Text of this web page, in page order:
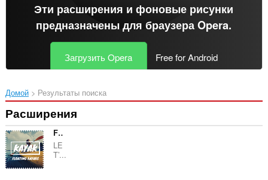
Эти расширения и фоновые рисунки
предназначены длябраузера Opera.
Загрузить Opera Free for Android
Домой Результаты поиска
Расширения
Floating Kayaks
LE
T’...